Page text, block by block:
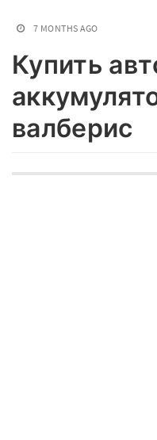
7 MONTHS AGO
Купить
валберис